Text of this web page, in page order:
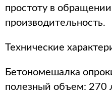
простоту в
производительность.
Технические
Бетономешалка
полезный объем: 270